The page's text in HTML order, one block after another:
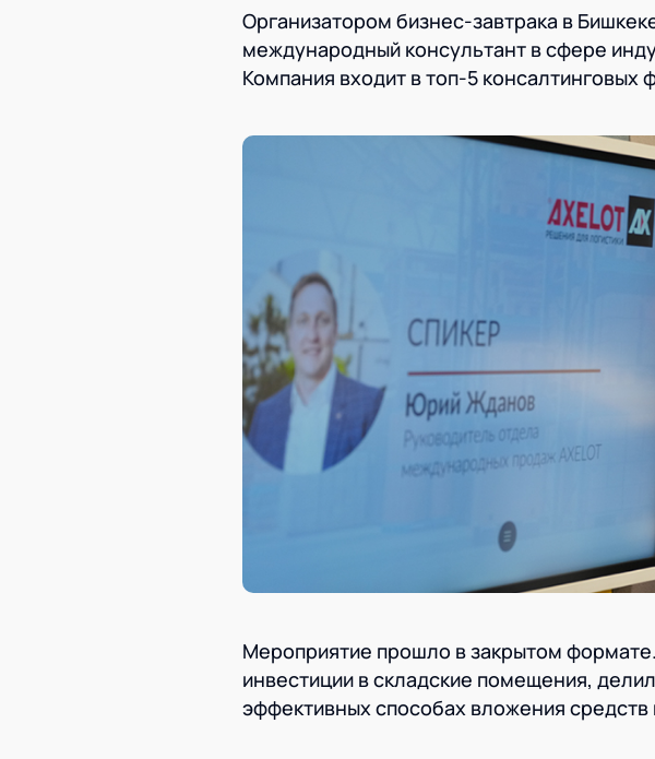
Организатором бизнес-завтрака в
международный консультант в сфере
Компания входит в топ-5
Мероприятие прошло в закрытом
инвестиции в складские помещения,
эффективных способах вложения